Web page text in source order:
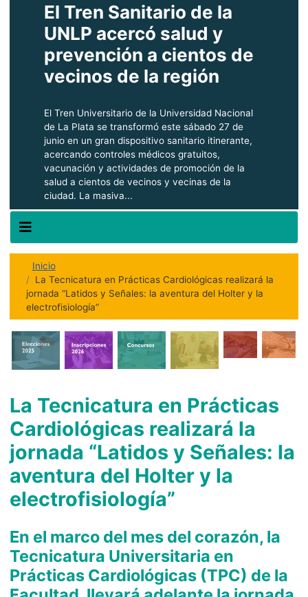
El Tren Sanitario de la
UNLP acercó salud y
prevención a cientos de
vecinos de la región
El Tren Universitario de la Universidad Nacional
de La Plata se transformó este sábado 27 de
junio en un gran dispositivo sanitario itinerante,
acercando controles médicos gratuitos,
vacunación y actividades de promoción de la
salud a cientos de vecinos y vecinas de la
ciudad. La masiva...
Inicio
La Tecnicatura en Prácticas Cardiológicas realizará la
jornada “Latidos y Señales: la aventura del Holter y la
electrofisiología”
La Tecnicatura en Prácticas
Cardiológicas realizará la
jornada “Latidos y Señales: la
aventura del Holter y la
electrofisiología”
En el marco del mes del corazón, la
Tecnicatura Universitaria en
Prácticas Cardiológicas (TPC) de la